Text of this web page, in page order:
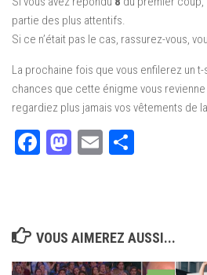
partie des plus attentifs.
Si ce n’était pas le cas, rassurez-vous,
La prochaine fois que vous enfilerez un
chances que cette énigme vous
regardiez plus jamais vos vêtements de
Facebook
Mastodon
Email
VOUS AIMEREZ AUSSI...